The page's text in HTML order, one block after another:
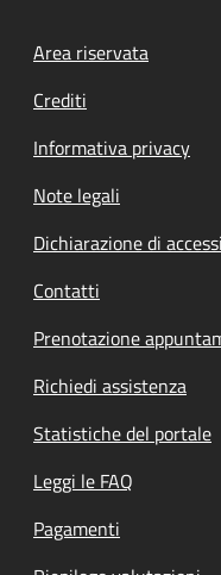
Footer menu
Area riservata
Crediti
Informativa privacy
Note legali
Dichiarazione di
Contatti
Prenotazione
Richiedi assistenza
Statistiche del portale
Leggi le FAQ
Pagamenti